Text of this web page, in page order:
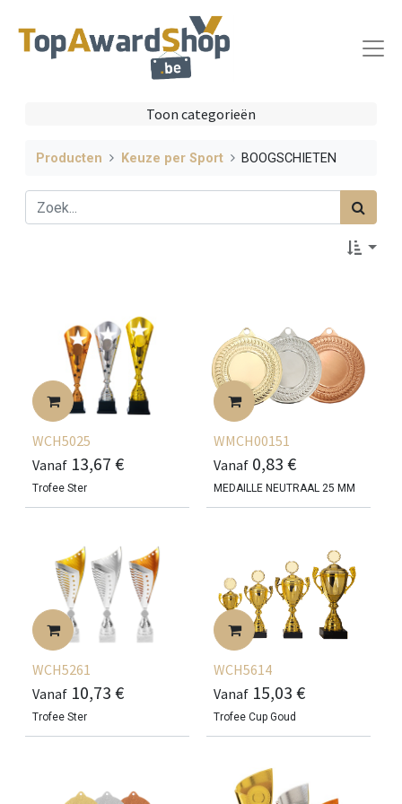
Toon categorieën
Producten Keuze per Sport BOOGSCHIETEN
WCH5025
Vanaf 13,67 €
Trofee Ster
WMCH00151
Vanaf 0,83 €
MEDAILLE NEUTRAAL 25 MM
WCH5261
Vanaf 10,73 €
Trofee Ster
WCH5614
Vanaf 15,03 €
Trofee Cup Goud